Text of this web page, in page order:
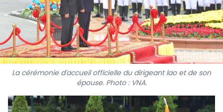
PHOTO
VIDÉO
À PROPOS DU "PEUPLE"
TIẾNG VIỆT
La cérémonie d'accueil officielle du dirigeant lao et de son
épouse. Photo : VNA.